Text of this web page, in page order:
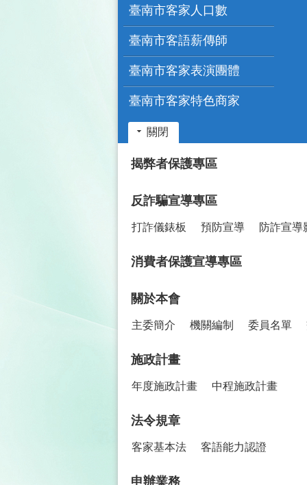
臺南市客家人口數
臺南市客語薪傳師
臺南市客家表演團體
臺南市客家特色商家
關閉
揭弊者保護專區
反詐騙宣導專區
打詐儀錶板 預防宣導 防詐宣導
消費者保護宣導專區
關於本會
主委簡介 機關編制 委員名單
施政計畫
年度施政計畫 中程施政計畫
法令規章
客家基本法 客語能力認證
申辦業務